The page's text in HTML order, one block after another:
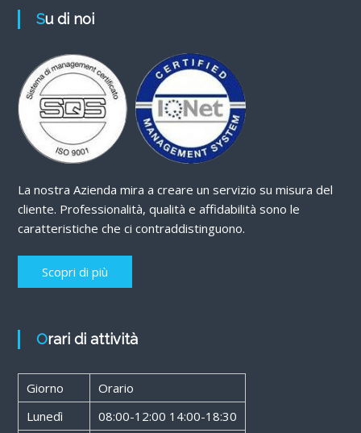
Su di noi
La nostra Azienda mira a creare un servizio su misura del
cliente. Professionalità, qualità e affidabilità sono le
caratteristiche che ci contraddistinguono.
Scopri di più
Orari di attività
Giorno
Orario
Lunedì
08:00-12:00 14:00-18:30